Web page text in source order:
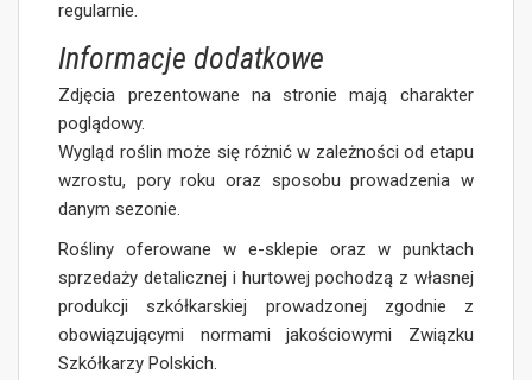
regularnie.
Informacje dodatkowe
Zdjęcia prezentowane na stronie mają charakter
poglądowy.
Wygląd roślin może się różnić w zależności od etapu
wzrostu, pory roku oraz sposobu prowadzenia w
danym sezonie.
Rośliny oferowane w e-sklepie oraz w punktach
sprzedaży detalicznej i hurtowej pochodzą z własnej
produkcji szkółkarskiej prowadzonej zgodnie z
obowiązującymi normami jakościowymi Związku
Szkółkarzy Polskich.